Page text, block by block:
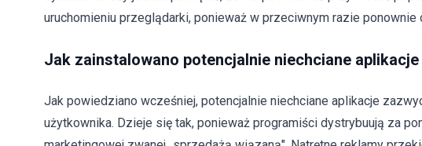
uruchomieniu przeglądarki, ponieważ w przeciwnym razie
Jak zainstalowano potencjalnie niechciane
Jak powiedziano wcześniej, potencjalnie niechciane aplikacje
użytkownika. Dzieje się tak, ponieważ programiści dystrybuują za